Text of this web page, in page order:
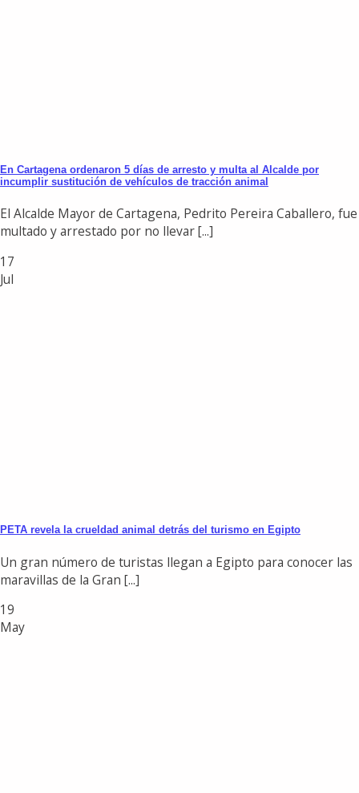
En Cartagena ordenaron 5 días de arresto y multa al Alcalde por
incumplir sustitución de vehículos de tracción animal
El Alcalde Mayor de Cartagena, Pedrito Pereira Caballero, fue
multado y arrestado por no llevar [...]
17
Jul
PETA revela la crueldad animal detrás del turismo en Egipto
Un gran número de turistas llegan a Egipto para conocer las
maravillas de la Gran [...]
19
May